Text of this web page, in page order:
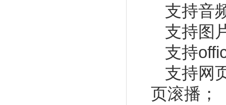
支持音
支持图
支持
支持网
页滚播；